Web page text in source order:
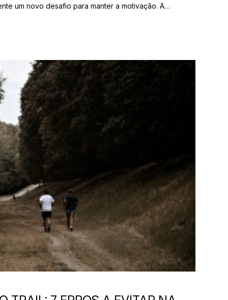
um novo desafio para manter a motivação. A
ter nada a ver com aquilo que outro […]